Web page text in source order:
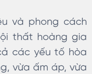
và phong cách
thất hoàng gia
các yếu tố hòa
vừa ấm áp, vừa